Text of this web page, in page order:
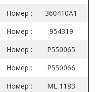
Номер :
360410A1
Номер :
954319
Номер :
P550065
Номер :
P550066
Номер :
ML 1183